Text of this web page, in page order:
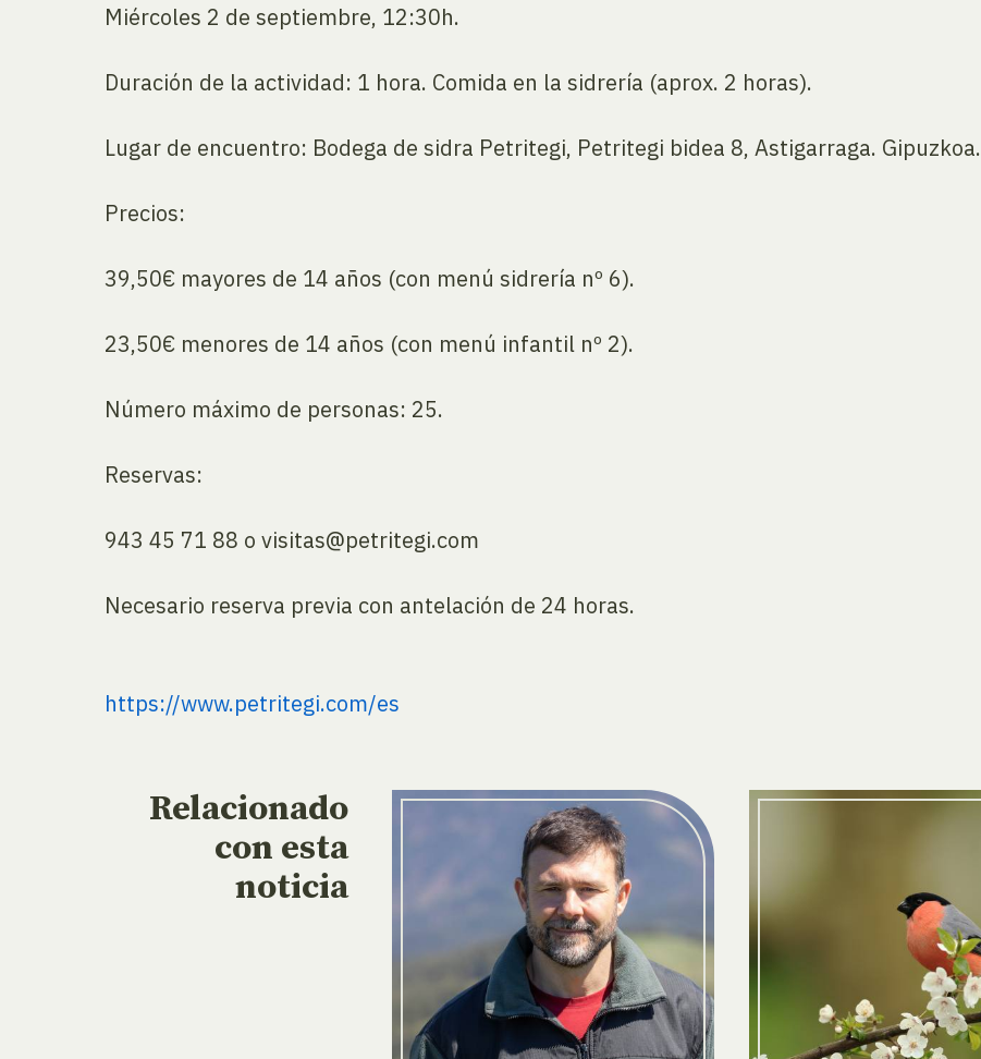
Miércoles 2 de septiembre, 12:30h.
Duración de la actividad: 1 hora. Comida en la sidrería (aprox. 2 horas).
Lugar de encuentro: Bodega de sidra Petritegi, Petritegi bidea 8, Astigarraga. Gipuzkoa.
Precios:
39,50€ mayores de 14 años (con menú sidrería nº 6).
23,50€ menores de 14 años (con menú infantil nº 2).
Número máximo de personas: 25.
Reservas:
943 45 71 88 o visitas@petritegi.com
Necesario reserva previa con antelación de 24 horas.
https://www.petritegi.com/es
Relacionado
con esta
noticia